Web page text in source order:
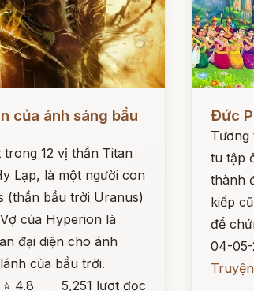
của ánh sáng bầu
12 vị thần Titan
Lạp, là một người con
(thần bầu trời Uranus)
của Hyperion là
đại diện cho ánh
của bầu trời.
⭐ 4.8 5,251 lượt đọc
Đức
Tương
tu tập
thành
kiếp
để
04-05-